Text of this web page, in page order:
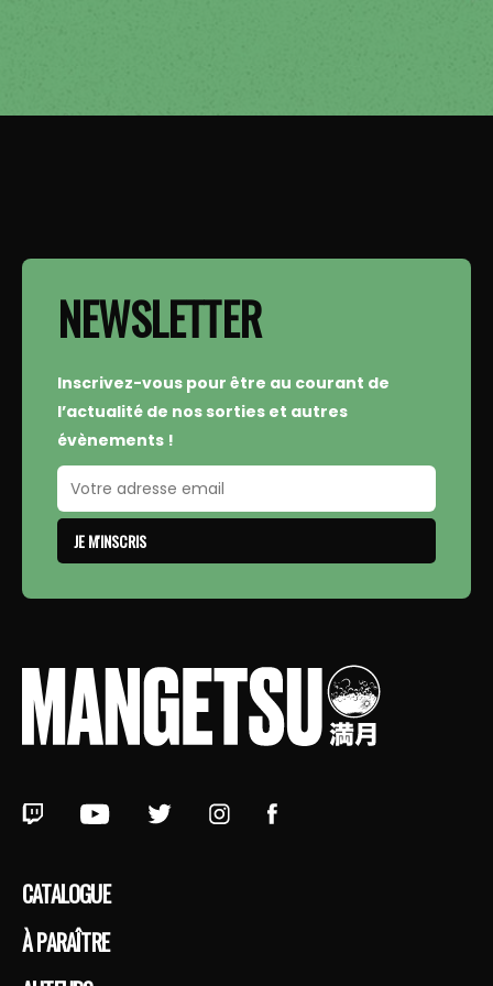
CATALOGUE
À PARAÎTRE
NEWSLETTER
Inscrivez-vous pour être au courant de
l’actualité de nos sorties et autres
évènements !
JE M'INSCRIS